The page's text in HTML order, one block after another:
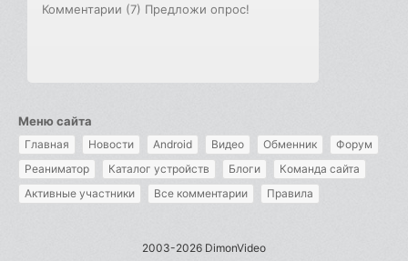
Комментарии (7) Предложи опрос!
Меню сайта
Главная Новости Android Видео Обменник
Форум
Реаниматор
Каталог устройств Блоги
Команда сайта
Активные участники
Все комментарии Правила
2003-2026 DimonVideo